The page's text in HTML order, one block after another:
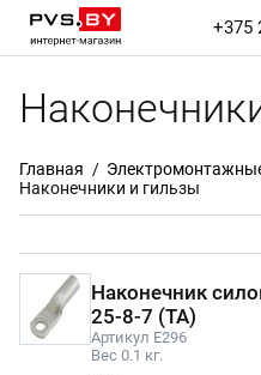
+375
Главная
Наконечники и гильзы
Наконечник
25-8-7 (ТА)
Артикул E296
Вес 0.1 кг.